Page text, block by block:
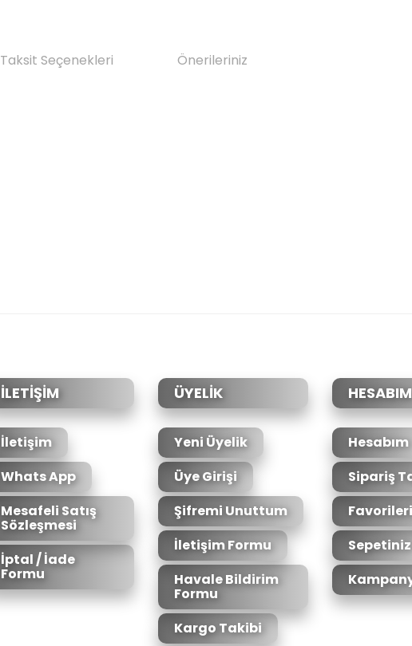
Taksit Seçenekleri Önerileriniz
İLETİŞİM
İletişim
Whats App
Mesafeli Satış
Sözleşmesi
İptal / İade
Formu
ÜYELİK
Yeni Üyelik
Üye Girişi
Şifremi Unuttum
İletişim Formu
Havale Bildirim
Formu
Kargo Takibi
HESABIM
Hesabım
Sipariş
Sepetiniz